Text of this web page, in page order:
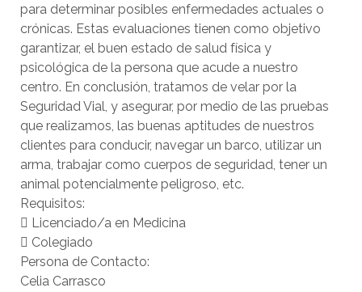
para determinar posibles enfermedades actuales o
crónicas. Estas evaluaciones tienen como objetivo
garantizar, el buen estado de salud física y
psicológica de la persona que acude a nuestro
centro. En conclusión, tratamos de velar por la
Seguridad Vial, y asegurar, por medio de las pruebas
que realizamos, las buenas aptitudes de nuestros
clientes para conducir, navegar un barco, utilizar un
arma, trabajar como cuerpos de seguridad, tener un
animal potencialmente peligroso, etc.
Requisitos:
 Licenciado/a en Medicina
 Colegiado
Persona de Contacto:
Celia Carrasco